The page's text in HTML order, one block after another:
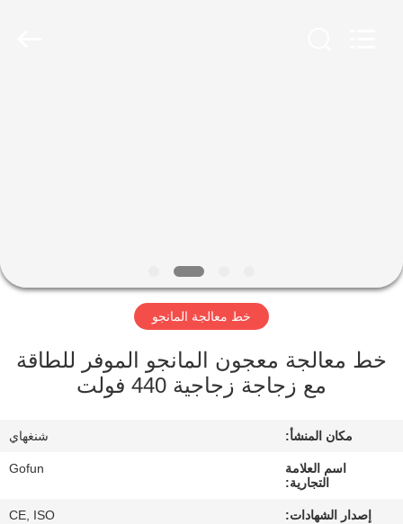
عرض
الافتراضي
جولة
خط معالجة المانجو
خط معالجة معجون المانجو الموفر للطاقة
مع زجاجة زجاجية 440 فولت
مكان المنشأ: شنغهاي
اسم العلامة
التجارية:
Gofun
إصدار الشهادات: CE, ISO